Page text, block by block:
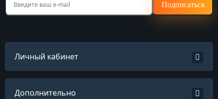
Подписаться
Личный кабинет
Дополнительно